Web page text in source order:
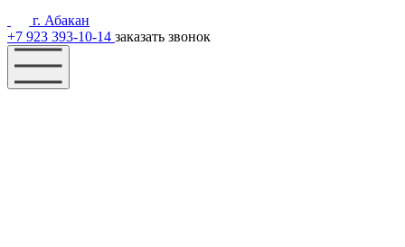
г. Абакан
+7 923 393-10-14 заказать звонок